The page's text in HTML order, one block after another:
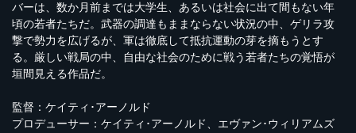
バーは、数か月前までは大学生、あるいは社会に出て間もない年
頃の若者たちだ。武器の調達もままならない状況の中、ゲリラ攻
撃で勢力を広げるが、軍は徹底して抵抗運動の芽を摘もうとす
る。厳しい戦局の中、自由な社会のために戦う若者たちの覚悟が
垣間見える作品だ。
監督：ケイティ･アーノルド
プロデューサー：ケイティ･アーノルド、エヴァン･ウィリアムズ